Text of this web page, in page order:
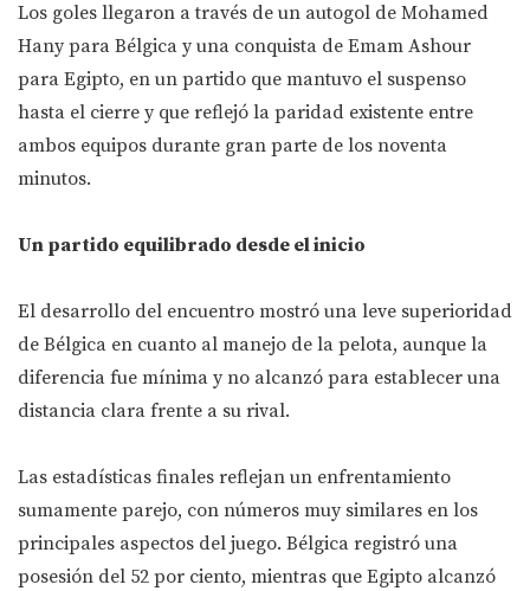
Los goles llegaron a través de un autogol de Mohamed
Hany para Bélgica y una conquista de Emam Ashour
para Egipto, en un partido que mantuvo el suspenso
hasta el cierre y que reflejó la paridad existente entre
ambos equipos durante gran parte de los noventa
minutos.
Un partido equilibrado desde el inicio
El desarrollo del encuentro mostró una leve superioridad
de Bélgica en cuanto al manejo de la pelota, aunque la
diferencia fue mínima y no alcanzó para establecer una
distancia clara frente a su rival.
Las estadísticas finales reflejan un enfrentamiento
sumamente parejo, con números muy similares en los
principales aspectos del juego. Bélgica registró una
posesión del 52 por ciento, mientras que Egipto alcanzó